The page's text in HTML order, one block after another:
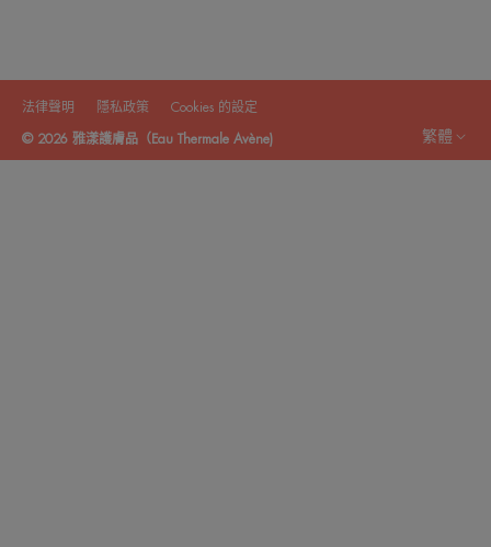
法律聲明 隱私政策 Cookies 的設定
© 2026 雅漾護膚品（Eau Thermale Avène) 繁體